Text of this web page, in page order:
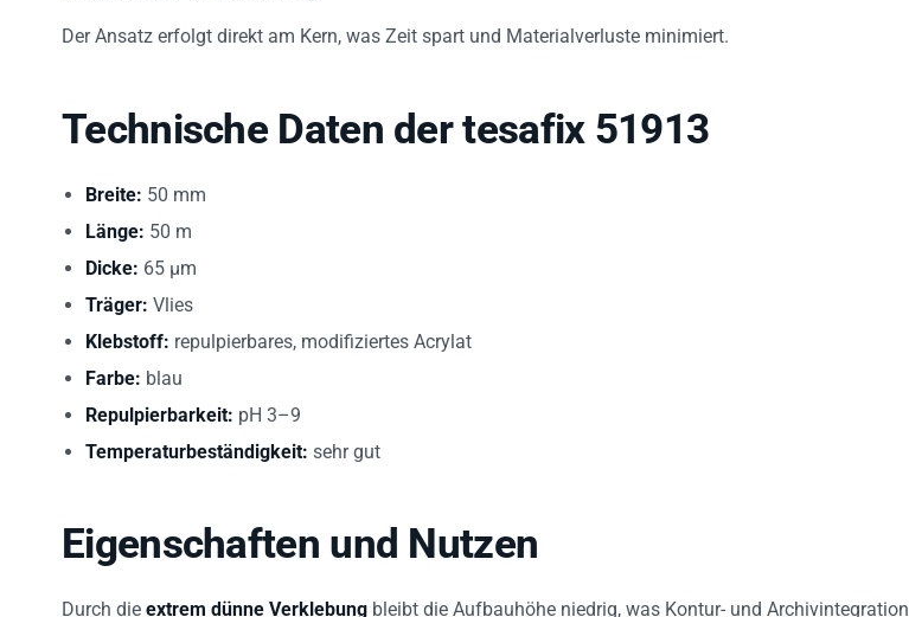
Der Ansatz erfolgt direkt am Kern, was Zeit spart und Materialverluste minimiert.
Technische Daten der tesafix 51913
Breite: 50 mm
Länge: 50 m
Dicke: 65 µm
Träger: Vlies
Klebstoff: repulpierbares, modifiziertes Acrylat
Farbe: blau
Repulpierbarkeit: pH 3–9
Temperaturbeständigkeit: sehr gut
Eigenschaften und Nutzen
Durch die extrem dünne Verklebung bleibt die Aufbauhöhe niedrig, was Kontur- und Archivintegration